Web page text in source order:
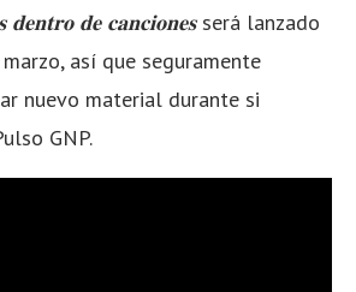
𝐝𝐞 𝐜𝐚𝐧𝐜𝐢𝐨𝐧𝐞𝐬será lanzado
así que seguramente
nuevo material durante si
GNP.